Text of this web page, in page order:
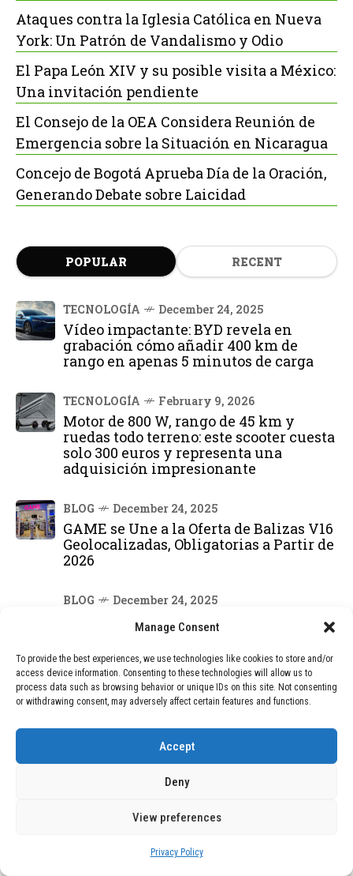
Manage Consent
To provide the best experiences, we use technologies like cookies to store and/or
access device information. Consenting to these technologies will allow us to
process data such as browsing behavior or unique IDs on this site. Not consenting
or withdrawing consent, may adversely affect certain features and functions.
Accept
Deny
View preferences
Privacy Policy
Ataques contra la Iglesia Católica en Nueva
York: Un Patrón de Vandalismo y Odio
El Papa León XIV y su posible visita a México:
Una invitación pendiente
El Consejo de la OEA Considera Reunión de
Emergencia sobre la Situación en Nicaragua
Concejo de Bogotá Aprueba Día de la Oración,
Generando Debate sobre Laicidad
POPULAR RECENT
TECNOLOGÍA December 24, 2025
Vídeo impactante: BYD revela en
grabación cómo añadir 400 km de
rango en apenas 5 minutos de carga
TECNOLOGÍA February 9, 2026
Motor de 800 W, rango de 45 km y
ruedas todo terreno: este scooter cuesta
solo 300 euros y representa una
adquisición impresionante
BLOG December 24, 2025
GAME se Une a la Oferta de Balizas V16
Geolocalizadas, Obligatorias a Partir de
2026
BLOG December 24, 2025
Devastadora Explosión en Residencia
de Ancianos de Pensilvania Deja al
Menos Dos Víctimas Fatales
DEAL OF THE MONTH
December 24, 2025
Vídeo impactante: BYD revela en
grabación cómo añadir 400 km de rango
en apenas 5 minutos de carga
February 9, 2026